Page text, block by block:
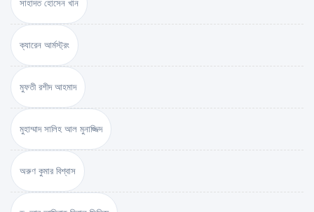
সাহাদত হোসেন খান
ক্যারেন আর্মস্ট্রং
মুফতী রশীদ আহমাদ
মুহাম্মাদ সালিহ আল মুনাজ্জিদ
অরুণ কুমার বিশ্বাস